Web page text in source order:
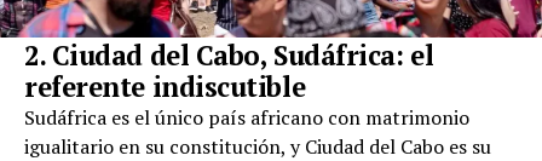
2. Ciudad del Cabo, Sudáfrica: el
referente indiscutible
Sudáfrica es el único país africano con matrimonio
igualitario en su constitución, y Ciudad del Cabo es su